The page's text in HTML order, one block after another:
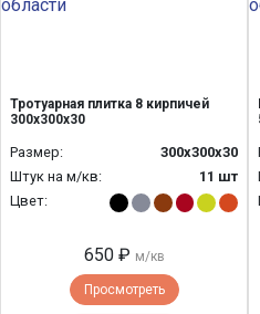
Тротуарная плитка 8 кирпичей
300х300х30
Размер:
300х300х30
Штук на м/кв:
11 шт
Цвет:
650 ₽ м/кв
Просмотреть